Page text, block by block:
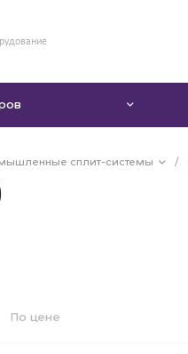
сплит-системы /
По цене